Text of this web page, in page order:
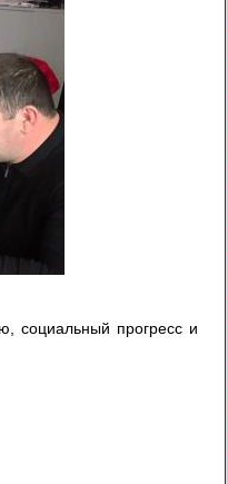
социальный прогресс и